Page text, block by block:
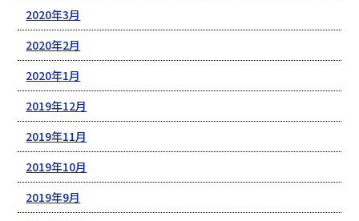
2020年3月
2020年2月
2020年1月
2019年12月
2019年11月
2019年10月
2019年9月